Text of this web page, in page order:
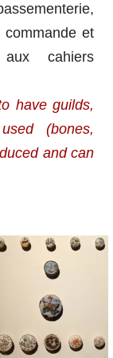
et
cahiers
have guilds,
(bones,
and can